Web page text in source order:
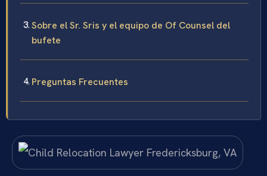
Sobre el Sr. Sris y el equipo de Of Counsel del
bufete
Preguntas Frecuentes